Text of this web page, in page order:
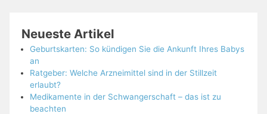
Neueste Artikel
Geburtskarten: So kündigen Sie die Ankunft Ihres Babys
an
Ratgeber: Welche Arzneimittel sind in der Stillzeit
erlaubt?
Medikamente in der Schwangerschaft – das ist zu
beachten